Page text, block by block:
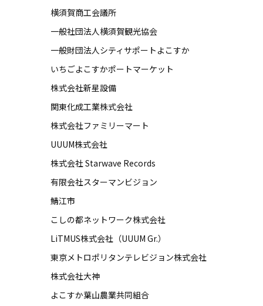
横須賀商工会議所
一般社団法人横須賀観光協会
一般財団法人シティサポートよこすか
いちごよこすかポートマーケット
株式会社新星設備
関東化成工業株式会社
株式会社ファミリーマート
UUUM株式会社
株式会社 Starwave Records
有限会社スターマンビジョン
鯖江市
こしの都ネットワーク株式会社
LiTMUS株式会社（UUUM Gr.）
東京メトロポリタンテレビジョン株式会社
株式会社大神
よこすか葉山農業共同組合